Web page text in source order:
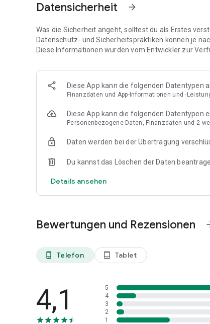
📍In allen Städten nutzbar
weitere Städte und Restaurants dazu.
↗️Entdecke alle Partner-Restaurants in der App!
Datensicherheit arrow_forward
Was die Sicherheit angeht, solltest du als Erstes
Datenschutz- und Sicherheitspraktiken können je
Diese Informationen wurden vom Entwickler zur
Diese App kann die folgenden Datentypen
Finanzdaten und App-Informationen und -
Diese App kann die folgenden Datentypen
Personenbezogene Daten, Finanzdaten und 2
Daten werden bei der Übertragung
Du kannst das Löschen der Daten
Details ansehen
Bewertungen und Rezensionen
phone_android Telefon tablet_android Tablet
4,1
5
4
3
2
1